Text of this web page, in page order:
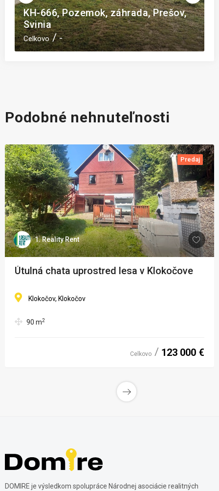
KH-666, Pozemok, záhrada, Prešov,
Svinia
Celkovo -
Podobné nehnuteľnosti
Predaj
1. Reality Rent
Útulná chata uprostred lesa v Klokočove
Klokočov, Klokočov
90 m2
Celkovo 123 000 €
DOMIRE je výsledkom spolupráce Národnej asociácie realitných